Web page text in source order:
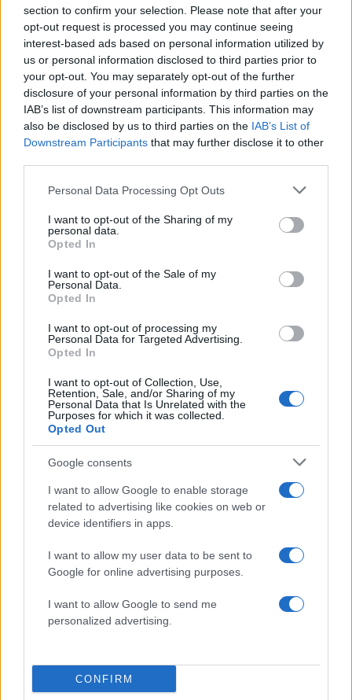
section to confirm your selection. Please note that after your
opt-out request is processed you may continue seeing
interest-based ads based on personal information utilized by
us or personal information disclosed to third parties prior to
your opt-out. You may separately opt-out of the further
disclosure of your personal information by third parties on the
IAB’s list of downstream participants. This information may
also be disclosed by us to third parties on the IAB’s List of
Downstream Participants that may further disclose it to other
Please note that this website/app uses one or more Google
not limited to your visit or usage behaviour. You may click to
grant or deny consent to Google and its third-party tags to
use your data for below specified purposes in below Google
consent section.
Personal Data Processing Opt Outs
I want to opt-out of the Sharing of my
personal data.
Opted In
I want to opt-out of the Sale of my
Personal Data.
Opted In
I want to opt-out of processing my
Personal Data for Targeted Advertising.
Opted In
I want to opt-out of Collection, Use,
Retention, Sale, and/or Sharing of my
Personal Data that Is Unrelated with the
Purposes for which it was collected.
Opted Out
Google consents
I want to allow Google to enable storage
related to advertising like cookies on web or
device identifiers in apps.
I want to allow my user data to be sent to
Google for online advertising purposes.
I want to allow Google to send me
personalized advertising.
CONFIRM
06.10.16
Οι πτήσεις της Olympic Air που ακυρώνονται
ακυρώνονται